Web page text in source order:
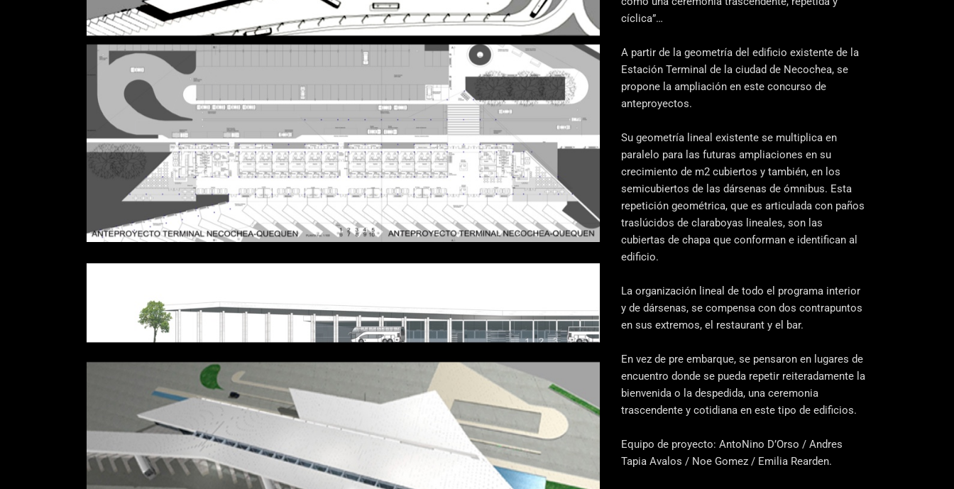
cíclica”…
A partir de la geometría del edificio existente de la
Estación Terminal de la ciudad de Necochea, se
propone la ampliación en este concurso de
anteproyectos.
Su geometría lineal existente se multiplica en
paralelo para las futuras ampliaciones en su
crecimiento de m2 cubiertos y también, en los
semicubiertos de las dársenas de ómnibus. Esta
repetición geométrica, que es articulada con paños
traslúcidos de claraboyas lineales, son las
cubiertas de chapa que conforman e identifican al
edificio.
La organización lineal de todo el programa interior
y de dársenas, se compensa con dos contrapuntos
en sus extremos, el restaurant y el bar.
En vez de pre embarque, se pensaron en lugares de
encuentro donde se pueda repetir reiteradamente la
bienvenida o la despedida, una ceremonia
trascendente y cotidiana en este tipo de edificios.
Equipo de proyecto: AntoNino D’Orso / Andres
Tapia Avalos / Noe Gomez / Emilia Rearden.